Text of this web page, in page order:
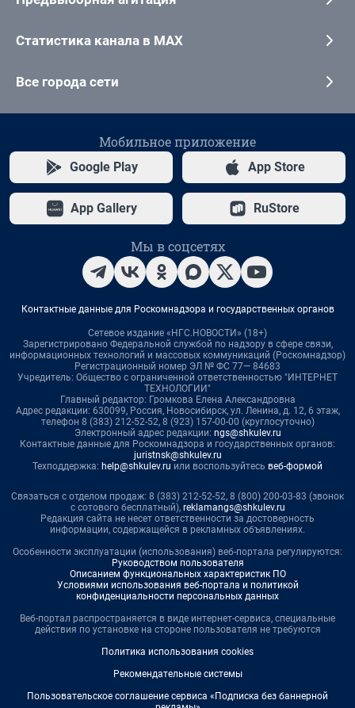
Статистика канала в MAX
Все города сети
Мобильное приложение
Google Play App Store
App Gallery RuStore
Мы в соцсетях
Контактные данные для Роскомнадзора и государственных органов
Сетевое издание «НГС.НОВОСТИ» (18+)
Зарегистрировано Федеральной службой по надзору в сфере связи,
информационных технологий и массовых коммуникаций (Роскомнадзор)
Регистрационный номер ЭЛ № ФС 77— 84683
Учредитель: Общество с ограниченной ответственностью "ИНТЕРНЕТ
ТЕХНОЛОГИИ"
Главный редактор: Громкова Елена Александровна
Адрес редакции: 630099, Россия, Новосибирск, ул. Ленина, д. 12, 6 этаж,
телефон 8 (383) 212-52-52, 8 (923) 157-00-00 (круглосуточно)
Электронный адрес редакции: ngs@shkulev.ru
Контактные данные для Роскомнадзора и государственных органов:
juristnsk@shkulev.ru
Техподдержка: help@shkulev.ru или воспользуйтесь веб-формой
Связаться с отделом продаж: 8 (383) 212-52-52, 8 (800) 200-03-83 (звонок
с сотового бесплатный), reklamangs@shkulev.ru
Редакция сайта не несет ответственности за достоверность
информации, содержащейся в рекламных объявлениях.
Особенности эксплуатации (использования) веб-портала регулируются:
Руководством пользователя
Описанием функциональных характеристик ПО
Условиями использования веб-портала и политикой
конфиденциальности персональных данных
Веб-портал распространяется в виде интернет-сервиса, специальные
действия по установке на стороне пользователя не требуются
Политика использования cookies
Рекомендательные системы
Пользовательское соглашение сервиса «Подписка без баннерной